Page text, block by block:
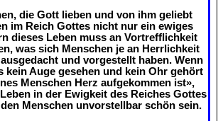
die Gott lieben und von ihm geliebt
im Reich Gottes nicht nur ein ewiges
dieses Leben muss an Vortrefflichkeit
was sich Menschen je an Herrlichkeit
und vorgestellt haben. Wenn
kein Auge gesehen und kein Ohr gehört
Menschen Herz aufgekommen ist»,
in der Ewigkeit des Reiches Gottes
Menschen unvorstellbar schön sein.